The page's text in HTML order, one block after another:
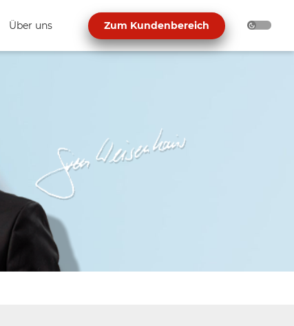
Über uns Zum Kundenbereich